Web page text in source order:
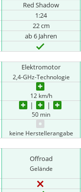
Red Shadow
1:24
22 cm
ab 6 Jahren
Elektromotor
2,4-GHz-Technologie
12 km/h
50 min
keine Herstellerangabe
Offroad
Gelände